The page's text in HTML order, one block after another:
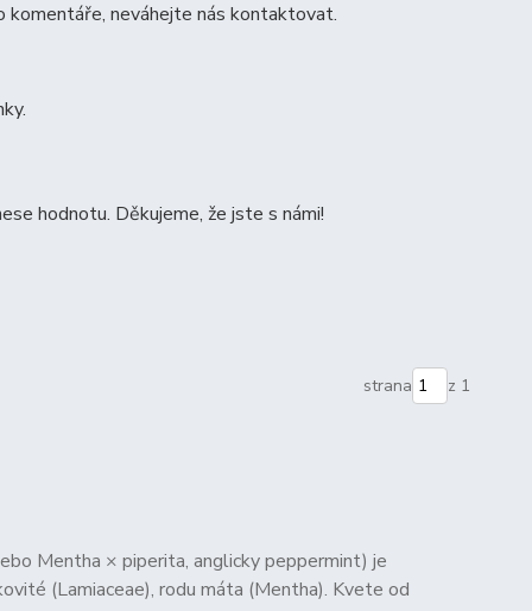
komentáře, neváhejte nás kontaktovat.
hodnotu. Děkujeme, že jste s námi!
strana z 1
Mentha × piperita, anglicky peppermint) je
(Lamiaceae), rodu máta (Mentha). Kvete od